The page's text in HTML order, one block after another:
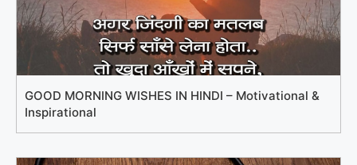
GOOD MORNING WISHES IN HINDI – Motivational &
Inspirational